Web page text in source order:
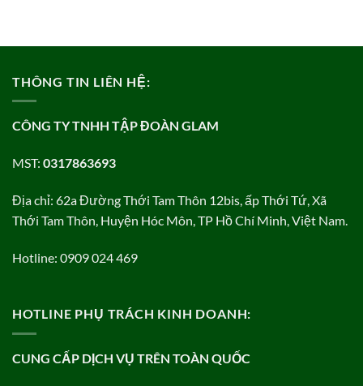
THÔNG TIN LIÊN HỆ:
CÔNG TY TNHH TẬP ĐOÀN GLAM
MST: 0317863693
Địa chỉ: 62a Đường Thới Tam Thôn 12bis, ấp Thới Tứ, Xã
Thới Tam Thôn, Huyện Hóc Môn, TP Hồ Chí Minh, Việt Nam.
Hotline: 0909 024 469
HOTLINE PHỤ TRÁCH KINH DOANH:
CUNG CẤP DỊCH VỤ TRÊN TOÀN QUỐC